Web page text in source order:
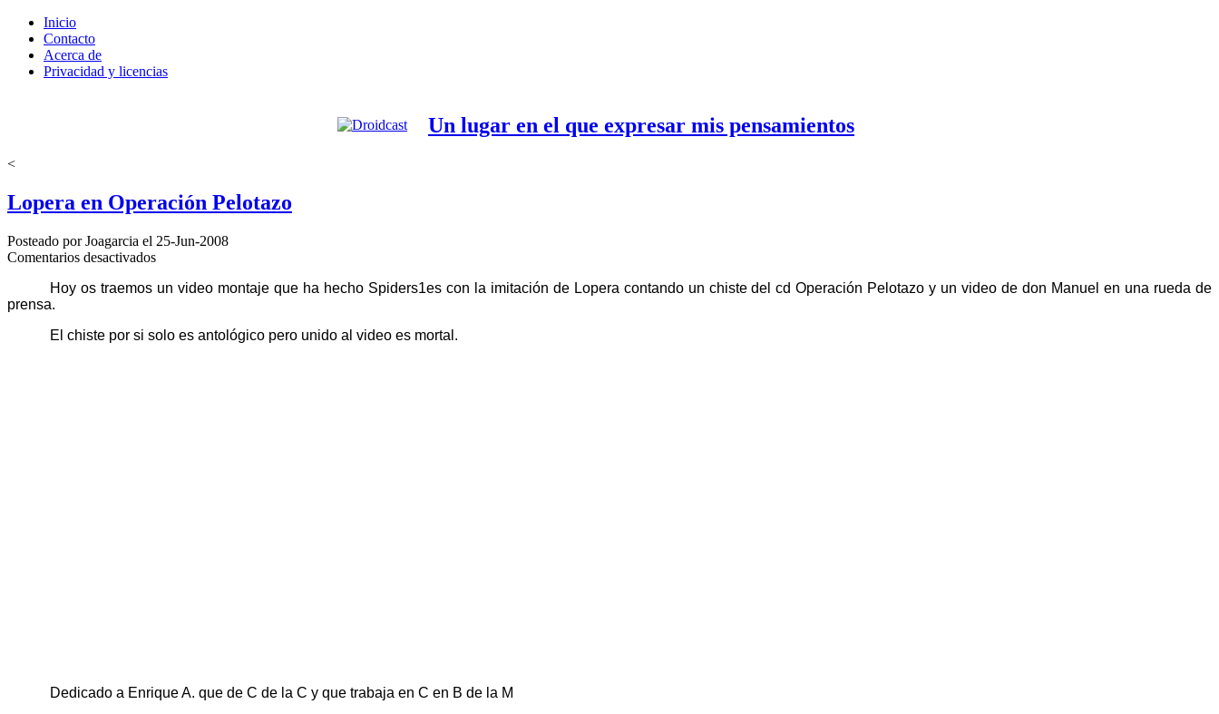
Inicio
Contacto
Acerca de
Privacidad y licencias
Un lugar en el que expresar mis pensamientos
<
Lopera en Operación Pelotazo
Posteado por Joagarcia el 25-Jun-2008
Comentarios desactivadosen
en
Hoy os traemos un video montaje que ha hecho Spiders1es con la imitación de Lopera contando un chiste del cd Operación Pelotazo y un video de don Manuel en una rueda de
prensa.
El chiste por si solo es antológico pero unido al video es mortal.
Dedicado a Enrique A. que de C de la C y que trabaja en C en B de la M